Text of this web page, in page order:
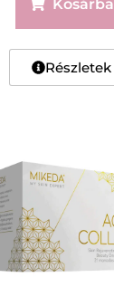
Kosárba
Részletek